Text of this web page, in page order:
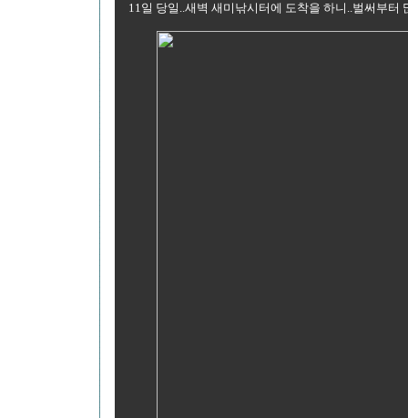
11일 당일..새벽 새미낚시터에 도착을 하니..벌써부